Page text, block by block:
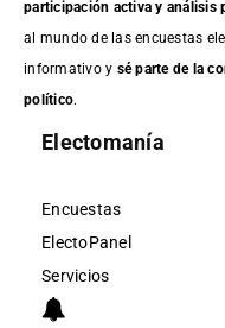
participación activa y análisis
al mundo de las encuestas
informativo y sé parte de la
político.
Electomanía
Encuestas
ElectoPanel
Servicios